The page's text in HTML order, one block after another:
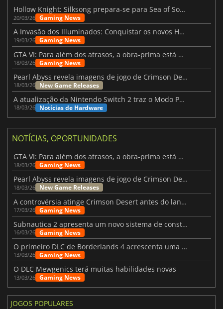
Hollow Knight: Silksong prepara-se para Sea of Sorrow com um patch
20/03/26 Gaming News
A Invasão dos Illuminados: Conquistar os novos Helldivers 2 Atualização!
19/03/26 Gaming News
GTA VI: Para além dos atrasos, a obra-prima está quase a chegar
18/03/26 Gaming News
Pearl Abyss revela imagens de jogo de Crimson Desert para a PS5
18/03/26 New Game Releases
A atualização da Nintendo Switch 2 traz o Modo Portátil aos jogos mais antigos da Switch
18/03/26 Notícias de Hardware
NOTÍCIAS, OPORTUNIDADES
GTA VI: Para além dos atrasos, a obra-prima está quase a chegar
18/03/26 Gaming News
Pearl Abyss revela imagens de jogo de Crimson Desert para a PS5
18/03/26 New Game Releases
A controvérsia atinge Crimson Desert antes do lançamento
17/03/26 Gaming News
Subnautica 2 apresenta um novo sistema de construção de bases
16/03/26 Gaming News
O primeiro DLC de Borderlands 4 acrescenta uma nova personagem e muito mais
13/03/26 Gaming News
O DLC Mewgenics terá muitas habilidades novas
13/03/26 Gaming News
JOGOS POPULARES